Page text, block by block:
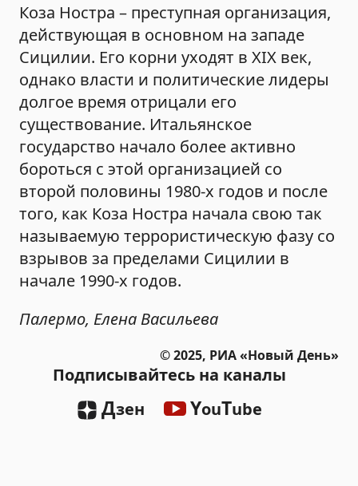
Коза Ностра – преступная организация,
действующая в основном на западе
Сицилии. Его корни уходят в XIX век,
однако власти и политические лидеры
долгое время отрицали его
существование. Итальянское
государство начало более активно
бороться с этой организацией со
второй половины 1980-х годов и после
того, как Коза Ностра начала свою так
называемую террористическую фазу со
взрывов за пределами Сицилии в
начале 1990-х годов.
Палермо, Елена Васильева
© 2025, РИА «Новый День»
Подписывайтесь на каналы
Дзен YouTube